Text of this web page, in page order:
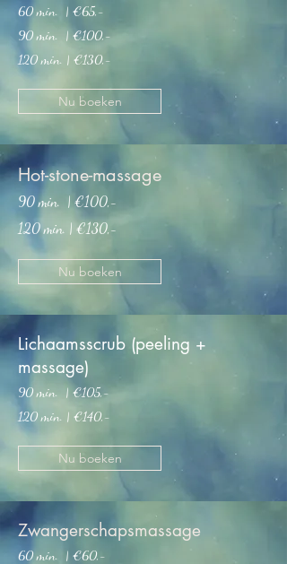
60 min. | €65,-
90 min. | €100,-
120 min. | €130,-
Nu boeken
Hot-stone-massage
90 min. | €100,-
120 min. | €130,-
Nu boeken
Lichaamsscrub (peeling +
massage)
90 min. | €105,-
120 min. | €140,-
Nu boeken
Zwangerschapsmassage
60 min. | €60,-